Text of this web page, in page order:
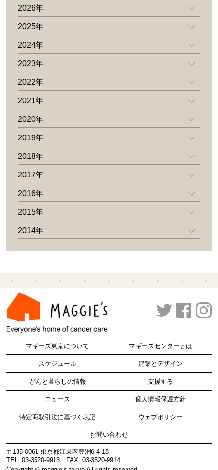
2026年
2025年
2024年
2023年
2022年
2021年
2020年
2019年
2018年
2017年
2016年
2015年
2014年
マギーズ東京について マギーズセンターとは
スケジュール 建築とデザイン
がんと暮らしの情報 支援する
ニュース 個人情報保護方針
特定商取引法に基づく表記 ウェブポリシー
お問い合わせ
〒135-0061 東京都江東区豊洲6-4-18
TEL.03-3520-9913 FAX. 03-3520-9914